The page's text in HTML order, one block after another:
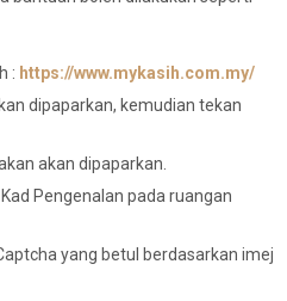
: https://www.mykasih.com.my/
dipaparkan, kemudian tekan
akan dipaparkan.
Pengenalan pada ruangan
yang betul berdasarkan imej